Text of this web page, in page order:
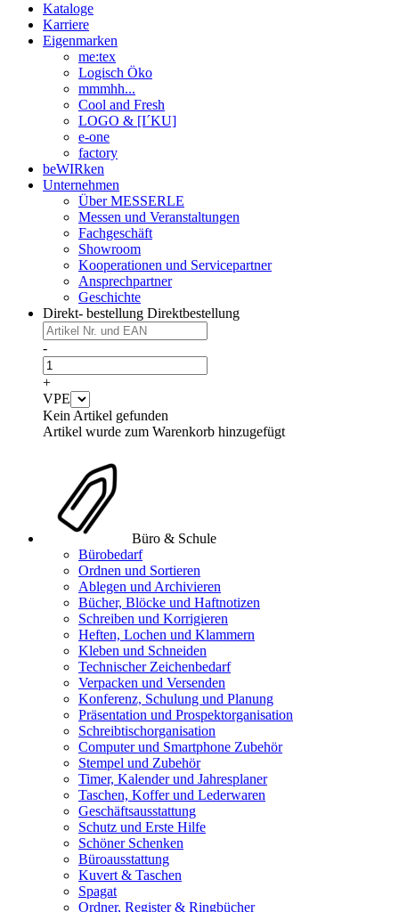
Kataloge
Karriere
Eigenmarken
me:tex
Logisch Öko
mmmhh...
Cool and Fresh
LOGO & [I´KU]
e-one
factory
beWIRken
Unternehmen
Über MESSERLE
Messen und Veranstaltungen
Fachgeschäft
Showroom
Kooperationen und Servicepartner
Ansprechpartner
Geschichte
Direkt- bestellung Direktbestellung
-
+
VPE
Kein Artikel gefunden
Artikel wurde zum Warenkorb hinzugefügt
Büro & Schule
Bürobedarf
Ordnen und Sortieren
Ablegen und Archivieren
Bücher, Blöcke und Haftnotizen
Schreiben und Korrigieren
Heften, Lochen und Klammern
Kleben und Schneiden
Technischer Zeichenbedarf
Verpacken und Versenden
Konferenz, Schulung und Planung
Präsentation und Prospektorganisation
Schreibtischorganisation
Computer und Smartphone Zubehör
Stempel und Zubehör
Timer, Kalender und Jahresplaner
Taschen, Koffer und Lederwaren
Geschäftsausstattung
Schutz und Erste Hilfe
Schöner Schenken
Büroausstattung
Kuvert & Taschen
Spagat
Ordner, Register & Ringbücher